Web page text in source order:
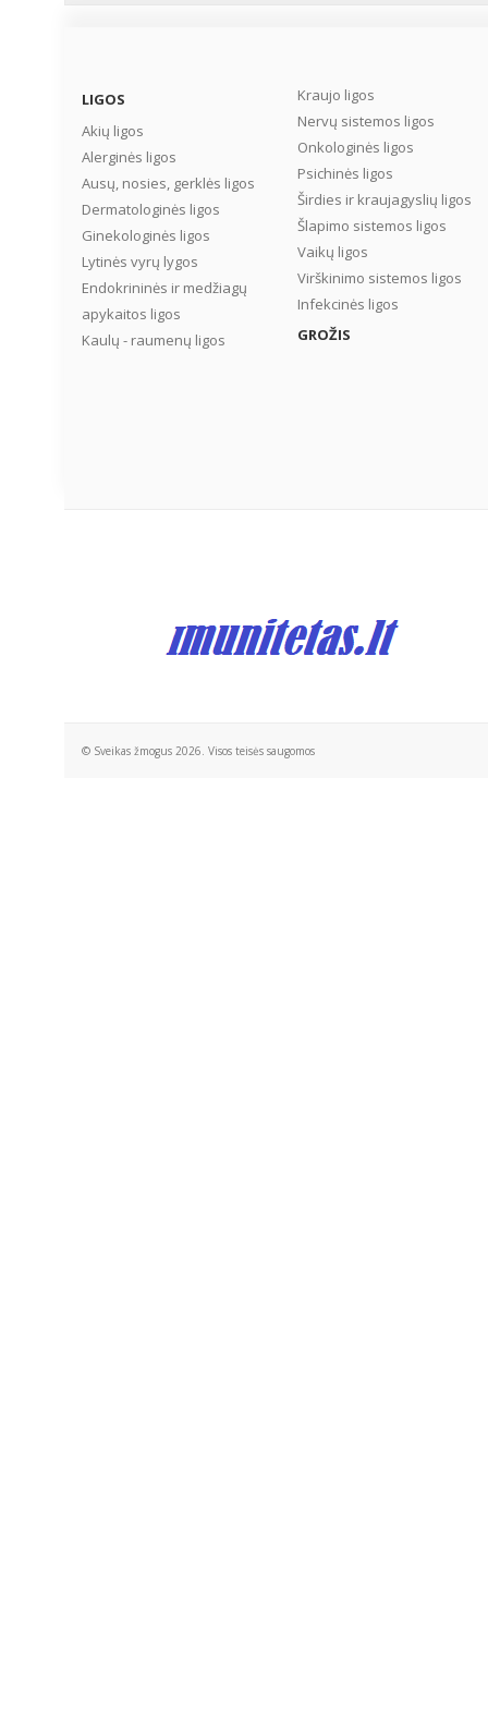
senyviems asmenims,
tačiau manoma, kad
bendrojoje populiacijoje
meteorizmas kamuoja
mažiausiai kas ketvirtą
asmenį. Ką daryti, ką
pūstų rečiau ir ne taip
intensyviai? Kaip
dujų kaupimąsi
LIGOS
Akių ligos
Alerginės ligos
Ausų, nosies, gerklės ligos
Dermatologinės ligos
Ginekologinės ligos
Lytinės vyrų lygos
Endokrininės ir medžiagų
apykaitos ligos
Kaulų - raumenų ligos
Kraujo ligos
Nervų sistemos ligos
Onkologinės ligos
Psichinės ligos
Širdies ir kraujagyslių ligos
Šlapimo sistemos ligos
Vaikų ligos
Virškinimo sistemos ligos
Infekcinės ligos
GROŽIS
© Sveikas žmogus 2026. Visos teisės saugomos